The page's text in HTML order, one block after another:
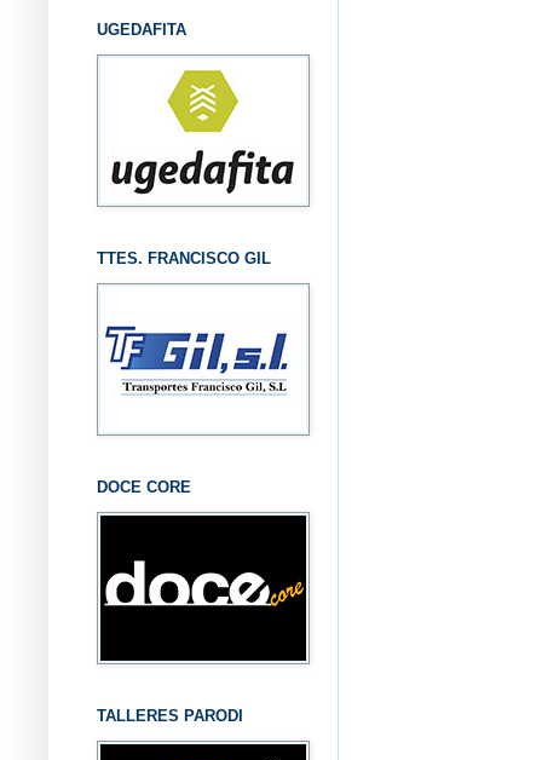
UGEDAFITA
TTES. FRANCISCO GIL
DOCE CORE
TALLERES PARODI